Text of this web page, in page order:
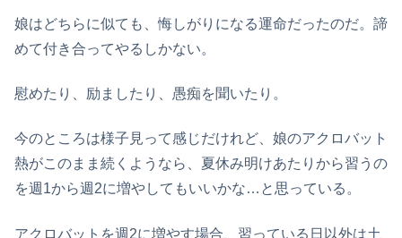
娘はどちらに似ても、悔しがりになる運命だったのだ。諦
めて付き合ってやるしかない。
慰めたり、励ましたり、愚痴を聞いたり。
今のところは様子見って感じだけれど、娘のアクロバット
熱がこのまま続くようなら、夏休み明けあたりから習うの
を週1から週2に増やしてもいいかな…と思っている。
アクロバットを週2に増やす場合、習っている日以外は土